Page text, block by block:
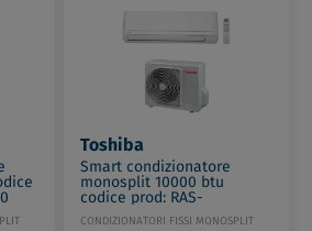
Toshiba
Smart condizionatore
monosplit 10000 btu
codice prod: RAS-
B10S4KVG-E RAS-10E2AVG-E
CONDIZIONATORI FISSI MONOSPLIT